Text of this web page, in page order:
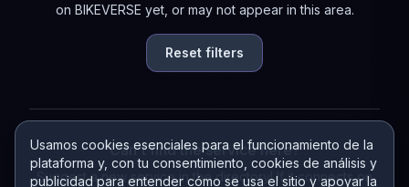
Usamos cookies esenciales para el funcionamiento de la
plataforma y, con tu consentimiento, cookies de análisis y
publicidad para entender cómo se usa el sitio y apoyar la
on BIKEVERSE yet, or may not appear in this area.
Reset filters
Can't find the service here?
Suggest a new service in the directory! If it connects on